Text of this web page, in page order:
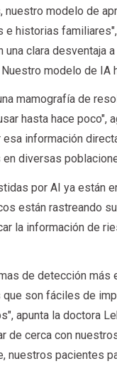
modelo de
historias
clara desventaja
modelo de IA
mamografía de
hasta hace poco",
información
diversas
por AI ya están
están rastreando
la información de
de detección
son fáciles de
apunta la doctora
de cerca con
nuestros pacientes